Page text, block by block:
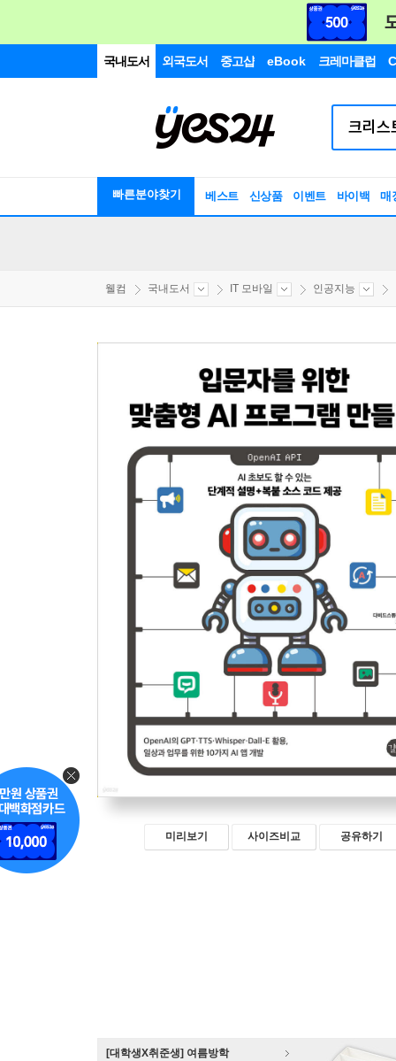
국내도서 외국도서 중고샵 eBook 크레마클럽
빠른분야찾기 베스트 신상품 이벤트 바이백 매
웰컴 국내도서 IT 모바일 인공지능
미리보기 사이즈비교 공유하기
[대학생X취준생] 여름방학